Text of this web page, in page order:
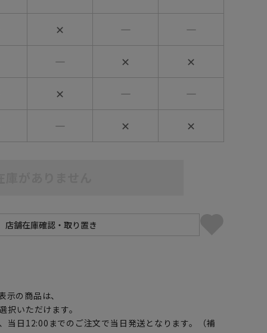
✕ ― ―
― ✕ ✕
✕ ― ―
― ✕ ✕
示の商品は、
択いただけます。
当日12:00までのご注文で当日発送となります。（補